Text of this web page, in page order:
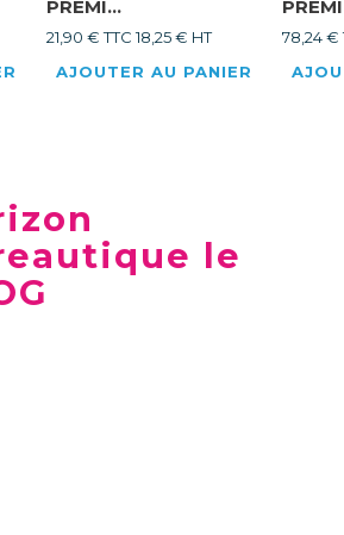
PREMI...
21,90 € TTC 18,25 € HT
AJOUTER AU PANIER
78,24 €
le